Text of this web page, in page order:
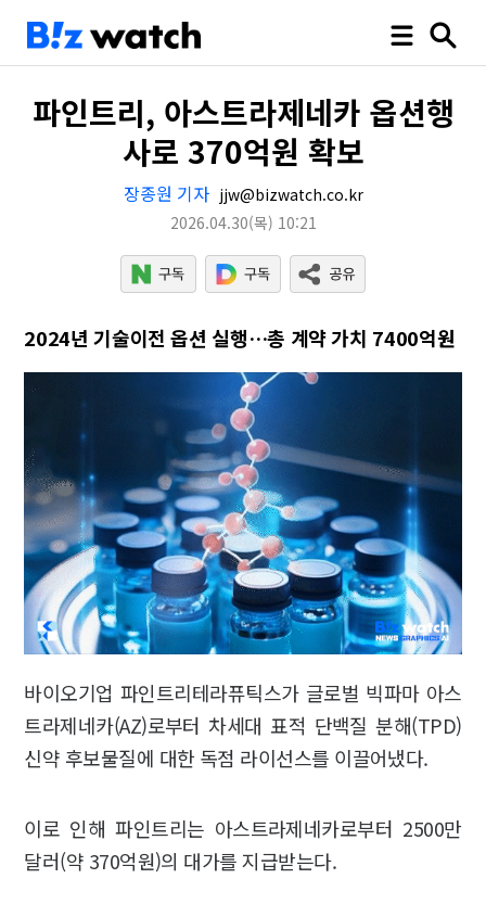
파인트리, 아스트라제네카 옵션행
사로 370억원 확보
장종원 기자 jjw@bizwatch.co.kr
2026.04.30(목) 10:21
2024년 기술이전 옵션 실행…총 계약 가치 7400억원
바이오기업 파인트리테라퓨틱스가 글로벌 빅파마 아스
트라제네카(AZ)로부터 차세대 표적 단백질 분해(TPD)
신약 후보물질에 대한 독점 라이선스를 이끌어냈다.
이로 인해 파인트리는 아스트라제네카로부터 2500만
달러(약 370억원)의 대가를 지급받는다.